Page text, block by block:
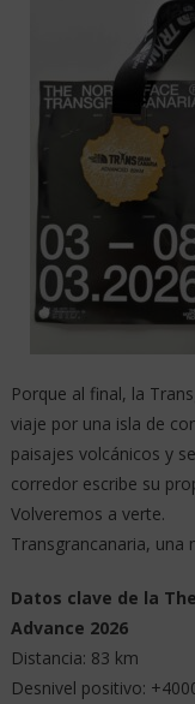
Porque al final, la
viaje por una isla de
paisajes volcánicos y
corredor escribe su
Volveremos a verte.
Transgrancanaria, una
Datos clave de la
Advance 2026
Distancia: 83 km
Desnivel positivo: